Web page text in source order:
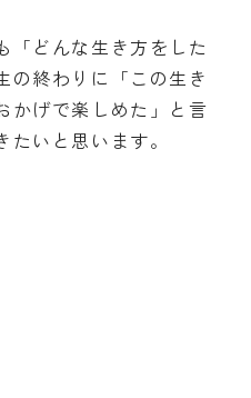
「どんな生き方をした
の終わりに「この生き
かげで楽しめた」と言
いと思います。